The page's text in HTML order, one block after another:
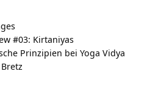
#03: Kirtaniyas
Prinzipien bei Yoga Vidya